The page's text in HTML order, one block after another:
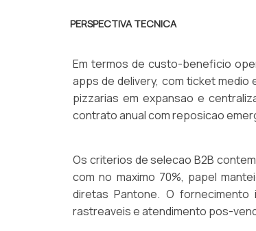
PERSPECTIVA TECNICA
Em termos de custo-beneficio
apps de delivery, com ticket
pizzarias em expansao e
contrato anual com reposicao
Os criterios de selecao B2B
com no maximo 70%, papel
diretas Pantone. O fornecimento
rastreaveis e atendimento pos-